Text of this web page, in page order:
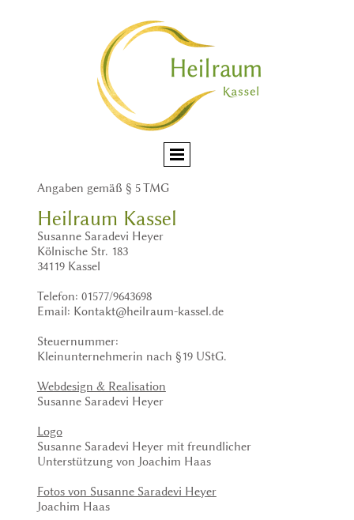
Angaben gemäß § 5 TMG
Heilraum Kassel
Susanne Saradevi Heyer
Kölnische Str. 183
34119 Kassel
Telefon: 01577/9643698
Email: Kontakt@heilraum-kassel.de
Steuernummer:
Kleinunternehmerin nach §19 UStG.
Webdesign & Realisation
Susanne Saradevi Heyer
Logo
Susanne Saradevi Heyer mit freundlicher
Unterstützung von Joachim Haas
Fotos von Susanne Saradevi Heyer
Joachim Haas